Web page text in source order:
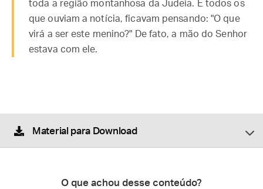
toda a região montanhosa da Judeia. E todos os
que ouviam a notícia, ficavam pensando: "O que
virá a ser este menino?" De fato, a mão do Senhor
estava com ele.
Material para Download
O que achou desse conteúdo?